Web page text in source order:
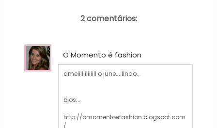
2 comentários:
O Momento é fashion
ameiiiiiiiiiiiii o june....lindo...
bjos....
http://omomentoefashion.blogspot.com
/